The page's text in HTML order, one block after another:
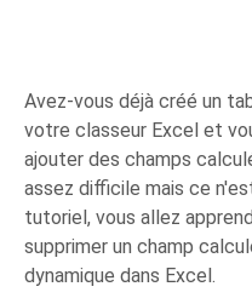
Avez-vous déjà créé un
votre classeur Excel et
ajouter des champs
assez difficile mais ce
tutoriel, vous allez
supprimer un champ
dynamique dans Excel.